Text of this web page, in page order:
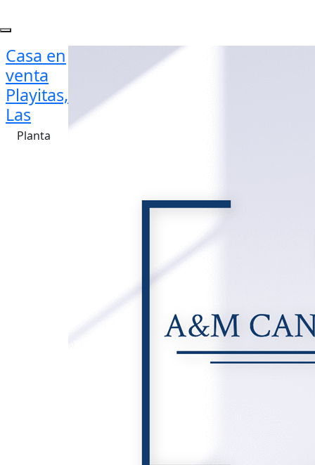
Casa en
venta
Playitas,
Las
Planta